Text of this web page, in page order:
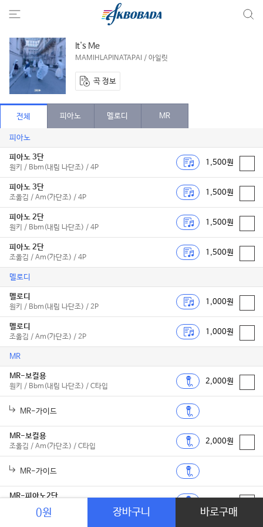
It's Me
MAMIHLAPINATAPAI / 아일릿
곡 정보
전체 피아노 멜로디 MR
피아노
피아노 3단
원키 / Bbm(내림 나단조) / 4P
1,500원
피아노 3단
조옮김 / Am(가단조) / 4P
1,500원
피아노 2단
원키 / Bbm(내림 나단조) / 4P
1,500원
피아노 2단
조옮김 / Am(가단조) / 4P
1,500원
멜로디
멜로디
원키 / Bbm(내림 나단조) / 2P
1,000원
멜로디
조옮김 / Am(가단조) / 2P
1,000원
MR
MR-보컬용
원키 / Bbm(내림 나단조) / C타입
2,000원
MR-가이드
MR-보컬용
조옮김 / Am(가단조) / C타입
2,000원
MR-가이드
MR-피아노2단
원키 / Bbm(내림 나단조) / C타입
0원 장바구니 바로구매